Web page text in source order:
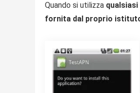
Quando si utilizza
fornita dal proprio